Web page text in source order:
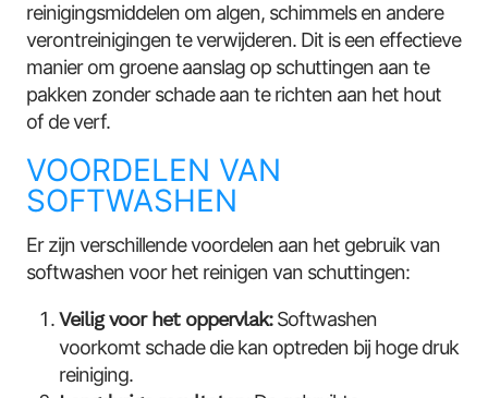
reinigingsmiddelen om algen, schimmels en andere
verontreinigingen te verwijderen. Dit is een effectieve
manier om groene aanslag op schuttingen aan te
pakken zonder schade aan te richten aan het hout
of de verf.
VOORDELEN VAN
SOFTWASHEN
Er zijn verschillende voordelen aan het gebruik van
softwashen voor het reinigen van schuttingen:
Veilig voor het oppervlak:Softwashen
voorkomt schade die kan optreden bij hoge druk
reiniging.